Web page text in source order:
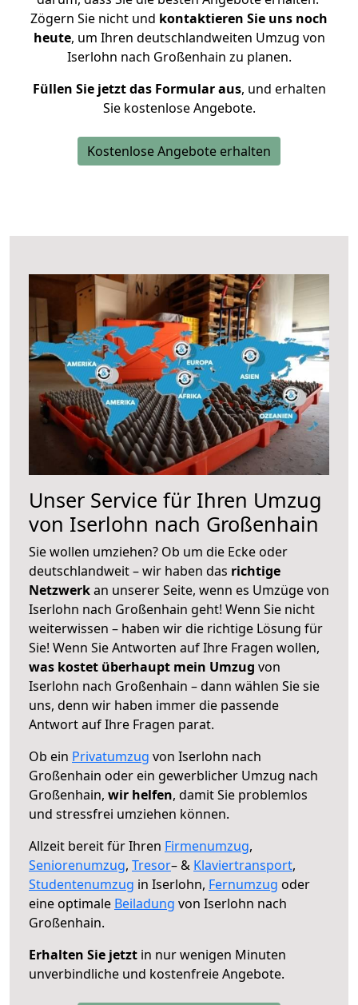
Zögern Sie nicht und kontaktieren Sie uns noch
heute, um Ihren deutschlandweiten Umzug von
Iserlohn nach Großenhain zu planen.
Füllen Sie jetzt das Formular aus, und erhalten
Sie kostenlose Angebote.
Kostenlose Angebote erhalten
Unser Service für Ihren Umzug
von Iserlohn nach Großenhain
Sie wollen umziehen? Ob um die Ecke oder
deutschlandweit – wir haben das richtige
Netzwerkan unserer Seite, wenn es Umzüge von
Iserlohn nach Großenhain geht! Wenn Sie nicht
weiterwissen – haben wir die richtige Lösung für
Sie! Wenn Sie Antworten auf Ihre Fragen wollen,
was kostet überhaupt mein Umzug von
Iserlohn nach Großenhain – dann wählen Sie sie
uns, denn wir haben immer die passende
Antwort auf Ihre Fragen parat.
Ob ein Privatumzug von Iserlohn nach
Großenhain oder ein gewerblicher Umzug nach
Großenhain, wir helfen, damit Sie problemlos
und stressfrei umziehen können.
Allzeit bereit für Ihren Firmenumzug,
Seniorenumzug, Tresor– & Klaviertransport,
Studentenumzug in Iserlohn, Fernumzug oder
eine optimale Beiladung von Iserlohn nach
Großenhain.
Erhalten Sie jetzt in nur wenigen Minuten
unverbindliche und kostenfreie Angebote.